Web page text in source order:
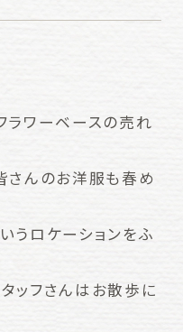
ラワーベースの売れ
さんのお洋服も春め
うロケーションをふ
ッフさんはお散歩に